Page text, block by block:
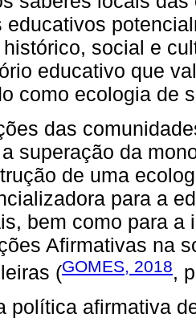
educativos
social e
educativo que
como ecologia de
das
superação da
de uma
para a
bem como para
Afirmativas na
(GOMES, 2018,
política afirmativa